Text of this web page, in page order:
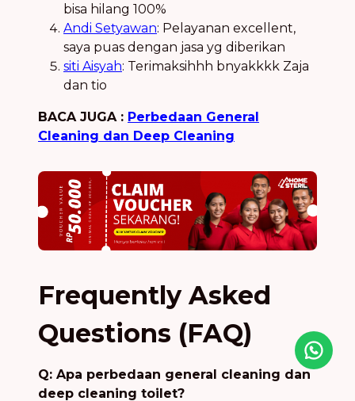
bisa hilang 100%
Andi Setyawan: Pelayanan excellent,
saya puas dengan jasa yg diberikan
siti Aisyah: Terimaksihhh bnyakkkk Zaja
dan tio
BACA JUGA : Perbedaan General
Cleaning dan Deep Cleaning
Frequently Asked
Questions (FAQ)
Q: Apa perbedaan general cleaning dan
deep cleaning toilet?
Icon